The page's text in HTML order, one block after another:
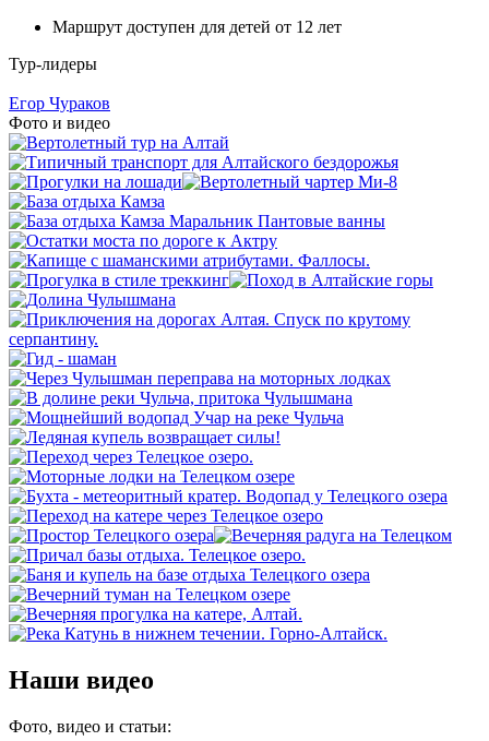
Маршрут доступен для детей от 12 лет
Тур-лидеры
Егор Чураков
Фото и видео
Наши видео
Фото, видео и статьи: